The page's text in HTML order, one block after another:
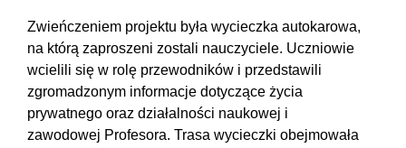
Zwieńczeniem projektu była wycieczka autokarowa,
na którą zaproszeni zostali nauczyciele. Uczniowie
wcielili się w rolę przewodników i przedstawili
zgromadzonym informacje dotyczące życia
prywatnego oraz działalności naukowej i
zawodowej Profesora. Trasa wycieczki obejmowała